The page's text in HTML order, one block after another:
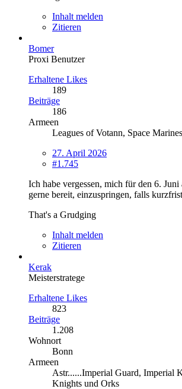
Inhalt melden
Zitieren
Bomer
Proxi Benutzer
Erhaltene Likes
189
Beiträge
186
Armeen
Leagues of Votann, Space Marines
27. April 2026
#1.745
Ich habe vergessen, mich für den 6.
gerne bereit, einzuspringen, falls
That's a Grudging
Inhalt melden
Zitieren
Kerak
Meisterstratege
Erhaltene Likes
823
Beiträge
1.208
Wohnort
Bonn
Armeen
Astr......Imperial Guard, Imperial
Knights und Orks